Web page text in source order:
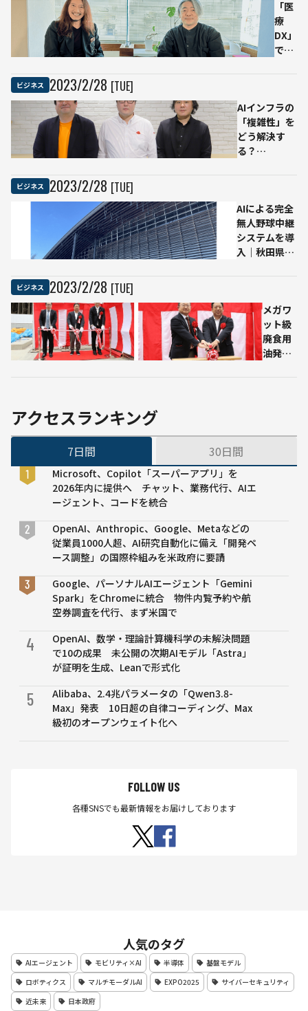
証
験
に
大
日
デー
タサ
イエ
ンス
シャ
リス
ト募
数は
10
人
減。
室温
をモ
ニタ
冷暖
房制
御す
ソリ
ュー
ショ
ン
ーバ
ー」
「医
療
DX」
で何
1億
人の
かか
エン
ジニ
ア組
織の
ビジネス 2023/2/28 [TUE]
AIインフラの
「複雑性」を
どう解決す
る？
が語る最適解
ビジネス 2023/2/28 [TUE]
AIによる完全
無人野球中継
システムを導
入｜秋田県大
ビジネス 2023/2/28 [TUE]
メガワ
ット級
廃食用
油発電
アクセスランキング
7日間 30日間
Microsoft、Copilot「スーパーアプリ」を
2026年内に提供へ チャット、業務代行、AIエ
ージェント、コードを統合
OpenAI、Anthropic、Google、Metaなどの
従業員1000人超、AI研究自動化に備え「開発ペ
ース調整」の国際枠組みを米政府に要請
Google、パーソナルAIエージェント「Gemini
Spark」をChromeに統合 物件内覧予約や航
空券調査を代行、まず米国で
4
OpenAI、数学・理論計算機科学の未解決問題
で10の成果 未公開の次期AIモデル「Astra」
が証明を生成、Leanで形式化
5
Alibaba、2.4兆パラメータの「Qwen3.8-
Max」発表 10日超の自律コーディング、Max
級初のオープンウェイト化へ
FOLLOW US
各種SNSでも最新情報をお届けしております
人気のタグ
AIエージェント モビリティ×AI 半導体
基盤モデル
ロボティクス
マルチモーダルAI EXPO2025
サイバーセキュリティ
近未来
日本政府